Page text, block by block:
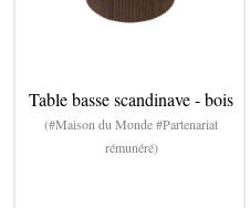
Table basse scandinave - bois
(#Maison du Monde #Partenariat
rémunéré)